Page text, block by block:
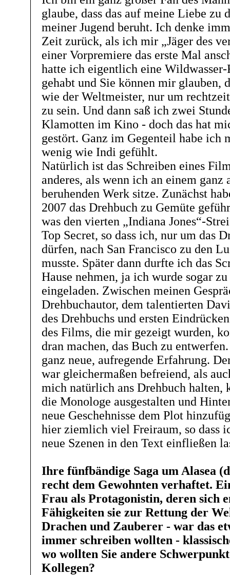
glaube, dass das auf meine Liebe zu
meiner Jugend beruht. Ich denke
Zeit zurück, als ich mir „Jäger des
einer Vorpremiere das erste Mal
hatte ich eigentlich eine
gehabt und Sie können mir glauben,
wie der Weltmeister, nur um
zu sein. Und dann saß ich zwei
Klamotten im Kino - doch das hat
gestört. Ganz im Gegenteil habe ich
wenig wie Indi gefühlt.
Natürlich ist das Schreiben eines
anderes, als wenn ich an einem
beruhenden Werk sitze. Zunächst
2007 das Drehbuch zu Gemüte
was den vierten „Indiana Jones“-
Top Secret, so dass ich, nur um das
dürfen, nach San Francisco zu den
musste. Später dann durfte ich das
Hause nehmen, ja ich wurde sogar
eingeladen. Zwischen meinen
Drehbuchautor, dem talentierten
des Drehbuchs und ersten
des Films, die mir gezeigt wurden,
dran machen, das Buch zu
ganz neue, aufregende Erfahrung.
war gleichermaßen befreiend, als
mich natürlich ans Drehbuch halten,
die Monologe ausgestalten und
neue Geschehnisse dem Plot
hier ziemlich viel Freiraum, so dass
neue Szenen in den Text einfließen
Ihre fünfbändige Saga um Alasea
recht dem Gewohnten verhaftet.
Frau als Protagonistin, deren sich
Fähigkeiten sie zur Rettung der
Drachen und Zauberer - war das
immer schreiben wollten -
wo wollten Sie andere
Kollegen?